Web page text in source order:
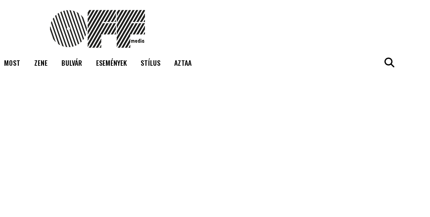
MOST ZENE BULVÁR ESEMÉNYEK STÍLUS AZTAA